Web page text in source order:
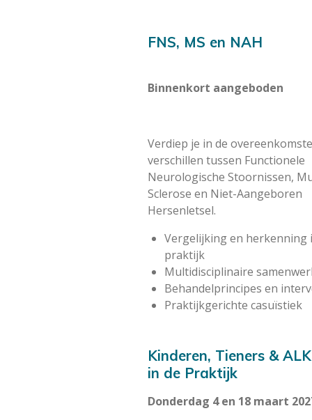
FNS, MS en NAH
Binnenkort aangeboden
Verdiep je in de
verschillen tussen Functionele
Neurologische Stoornissen,
Sclerose en Niet-Aangeboren
Hersenletsel.
Vergelijking en herkenning
praktijk
Multidisciplinaire
Behandelprincipes en
Praktijkgerichte casuïstiek
Kinderen, Tieners & ALK
in de Praktijk
Donderdag 4 en 18 maart